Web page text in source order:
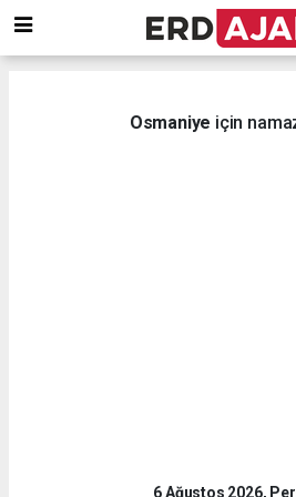
Osmaniye için
6 Ağustos 2026,